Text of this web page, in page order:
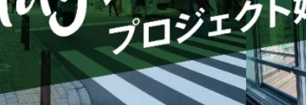
CAMPFIRE for
CAMPFIREふ